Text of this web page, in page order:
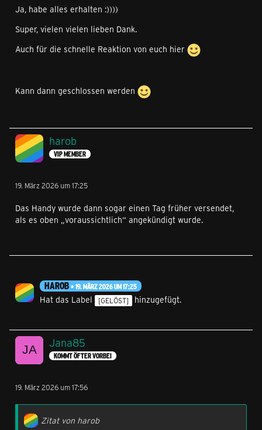
Ja, habe alles erhalten :))))
Super, vielen vielen lieben Dank.
Auch für die schnelle Reaktion von euch hier
Kann dann geschlossen werden
harob
VIP MEMBER
19. März 2026 um 17:25
Das Handy wurde dann sogar einen Tag früher versendet,
als es oben „voraussichtlich“ angekündigt wurde.
HAROB 19. MÄRZ 2026 UM 17:25
Hat das Label [GELÖST] hinzugefügt.
Jana85
KOMMT ÖFTER VORBEI
19. März 2026 um 17:56
Zitat von harob